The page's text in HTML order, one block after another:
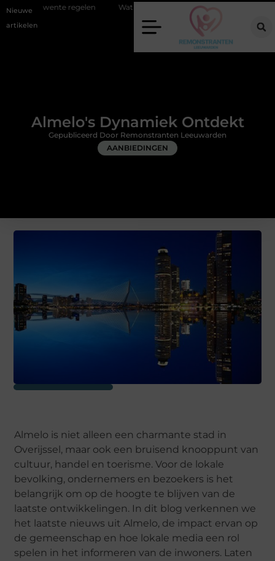
Nieuwe
artikelen
Wat zero-click search betekent voor de toekomst van online
Almelo's Dynamiek Ontdekt
AANBIEDINGEN
Gepubliceerd Door Remonstranten Leeuwarden
Almelo is niet alleen een charmante stad in
Overijssel, maar ook een bruisend knooppunt van
cultuur, handel en toerisme. Voor de lokale
bevolking, ondernemers en bezoekers is het
belangrijk om op de hoogte te blijven van de
laatste ontwikkelingen. In dit blog verkennen we
het laatste nieuws uit Almelo, de impact ervan op
de gemeenschap en hoe lokale media een rol
spelen in het informeren van de inwoners. Laten